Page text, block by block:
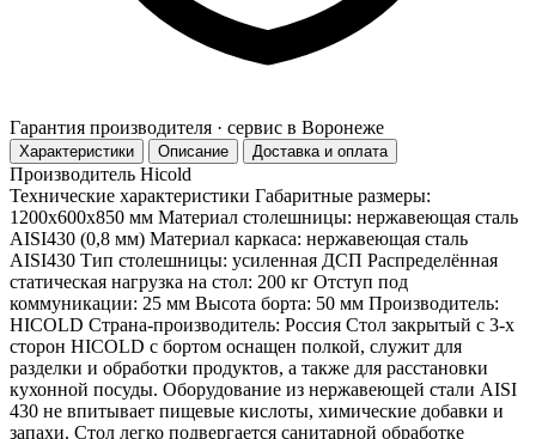
Гарантия производителя · сервис в Воронеже
Характеристики Описание Доставка и оплата
Производитель Hicold
Технические характеристики Габаритные размеры:
1200х600х850 мм Материал столешницы: нержавеющая сталь
AISI430 (0,8 мм) Материал каркаса: нержавеющая сталь
AISI430 Тип столешницы: усиленная ДСП Распределённая
статическая нагрузка на стол: 200 кг Отступ под
коммуникации: 25 мм Высота борта: 50 мм Производитель:
HICOLD Страна-производитель: Россия Стол закрытый с 3-х
сторон HICOLD с бортом оснащен полкой, служит для
разделки и обработки продуктов, а также для расстановки
кухонной посуды. Оборудование из нержавеющей стали AISI
430 не впитывает пищевые кислоты, химические добавки и
запахи. Стол легко подвергается санитарной обработке